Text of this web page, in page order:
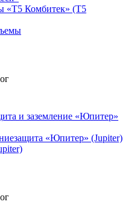
«Т5 Комбитек» (T5
и заземление «Юпитер»
«Юпитер» (Jupiter)